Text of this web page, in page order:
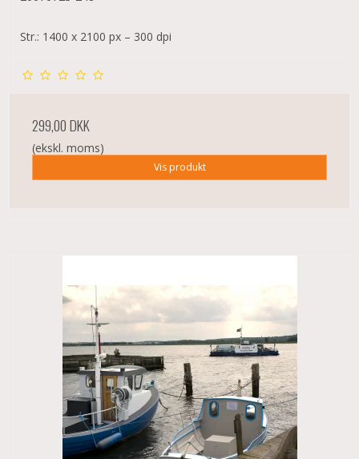
Str.: 1400 x 2100 px – 300 dpi
299,00 DKK
(ekskl. moms)
Vis produkt